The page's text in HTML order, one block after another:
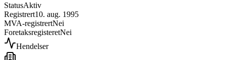
StatusAktiv
Registrert10. aug. 1995
MVA-registrertNei
ForetaksregisteretNei
Hendelser